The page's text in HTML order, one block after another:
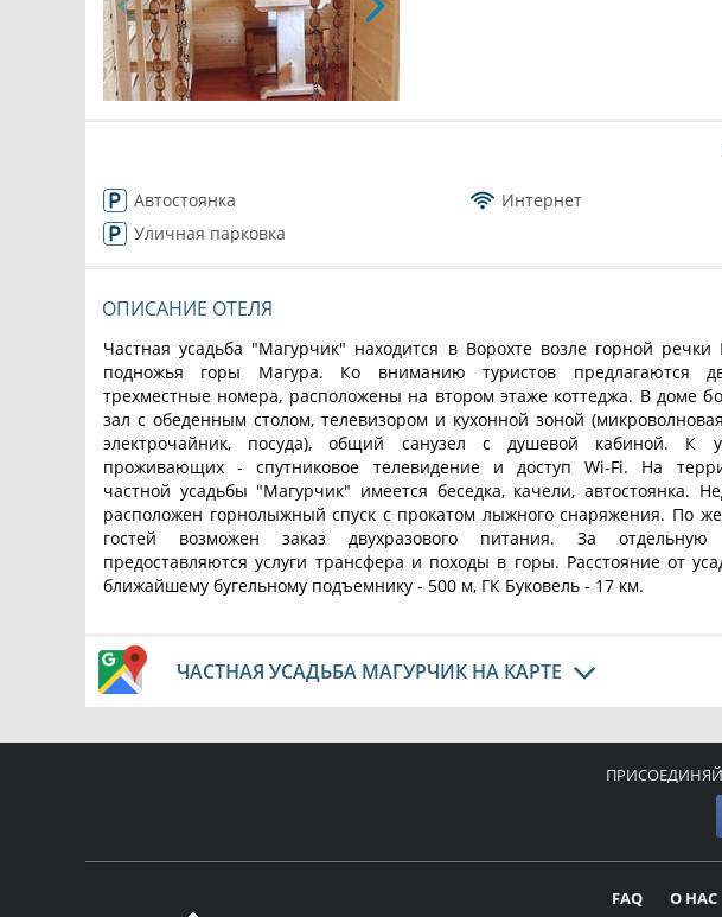
Автостоянка Интернет
Уличная парковка
ОПИСАНИЕ ОТЕЛЯ
Частная усадьба "Магурчик" находится в Ворохте возле горной речки
подножья горы Магура. Ко вниманию туристов предлагаются
трехместные номера, расположены на втором этаже коттеджа. В доме
зал с обеденным столом, телевизором и кухонной зоной
электрочайник, посуда), общий санузел с душевой кабиной. К
проживающих - спутниковое телевидение и доступ Wi-Fi. На
частной усадьбы "Магурчик" имеется беседка, качели, автостоянка.
расположен горнолыжный спуск с прокатом лыжного снаряжения. По
гостей возможен заказ двухразового питания. За отдельную
предоставляются услуги трансфера и походы в горы. Расстояние от
ближайшему бугельному подъемнику - 500 м, ГК Буковель - 17 км.
ЧАСТНАЯ УСАДЬБА МАГУРЧИК НА КАРТЕ
FAQ О НАС